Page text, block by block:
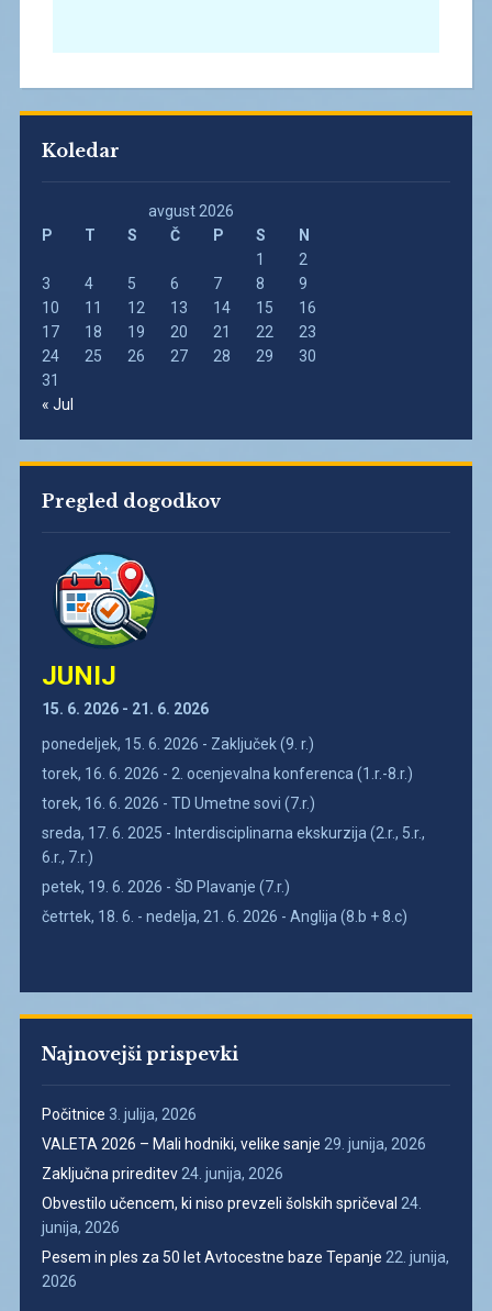
Koledar
avgust 2026
P
T S Č P S
N
1
2
3
4 5 6 7 8
9
10
11 12 13 14 15
16
17
18 19 20 21 22
23
24
25 26 27 28 29
30
31
« Jul
Pregled dogodkov
JUNIJ
15. 6. 2026 - 21. 6. 2026
ponedeljek, 15. 6. 2026 - Zaključek (9. r.)
torek, 16. 6. 2026 - 2. ocenjevalna konferenca (1.r.-8.r.)
torek, 16. 6. 2026 - TD Umetne sovi (7.r.)
sreda, 17. 6. 2025 - Interdisciplinarna ekskurzija (2.r., 5.r.,
6.r., 7.r.)
petek, 19. 6. 2026 - ŠD Plavanje (7.r.)
četrtek, 18. 6. - nedelja, 21. 6. 2026 - Anglija (8.b + 8.c)
Najnovejši prispevki
Počitnice 3. julija, 2026
VALETA 2026 – Mali hodniki, velike sanje 29. junija, 2026
Zaključna prireditev 24. junija, 2026
Obvestilo učencem, ki niso prevzeli šolskih spričeval 24.
junija, 2026
Pesem in ples za 50 let Avtocestne baze Tepanje 22. junija,
2026